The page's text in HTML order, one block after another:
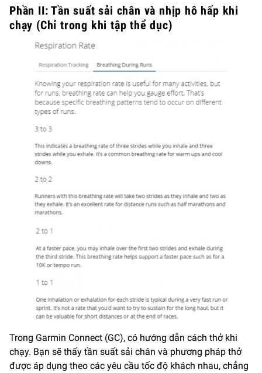
Phần II: Tần suất sải chân và nhịp hô hấp khi
chạy (Chỉ trong khi tập thể dục)
Trong Garmin Connect (GC), có hướng dẫn cách thở khi
chạy. Bạn sẽ thấy tần suất sải chân và phương pháp thở
được áp dụng theo các yêu cầu tốc độ khách nhau, chẳng